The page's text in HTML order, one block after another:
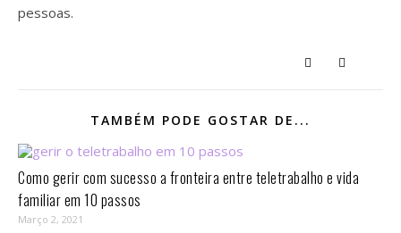
pessoas.
TAMBÉM PODE GOSTAR DE...
Como gerir com sucesso a fronteira entre teletrabalho e vida
familiar em 10 passos⁣
Março 2, 2021